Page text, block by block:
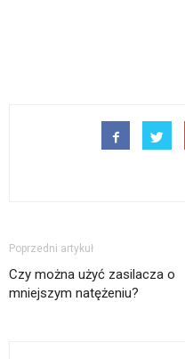
Poprzedni artykuł
Czy można użyć zasilacza o
mniejszym natężeniu?